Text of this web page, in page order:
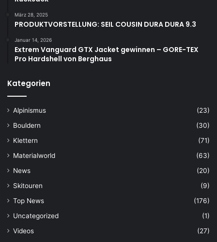
März 28, 2025
PRODUKTVORSTELLUNG: SEIL COUSIN DURA DURA 9.3
Januar 14, 2026
Extrem Vanguard GTX Jacket gewinnen – GORE-TEX
Pro Hardshell von Berghaus
Kategorien
Alpinismus
(23)
Bouldern
(30)
Klettern
(71)
Materialworld
(63)
News
(20)
Skitouren
(9)
Top News
(176)
Uncategorized
(1)
Videos
(27)